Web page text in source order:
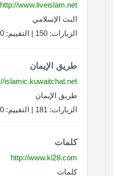
http://www.liveislam.net
البث الإسلامي
الزيارات: 150 | التقييم: 0 | المقيّمين: 0
طريق الإيمان
http://islamic.kuwaitchat.net
طريق الإيمان
الزيارات: 181 | التقييم: 0 | المقيّمين: 0
http://www.kl28.com